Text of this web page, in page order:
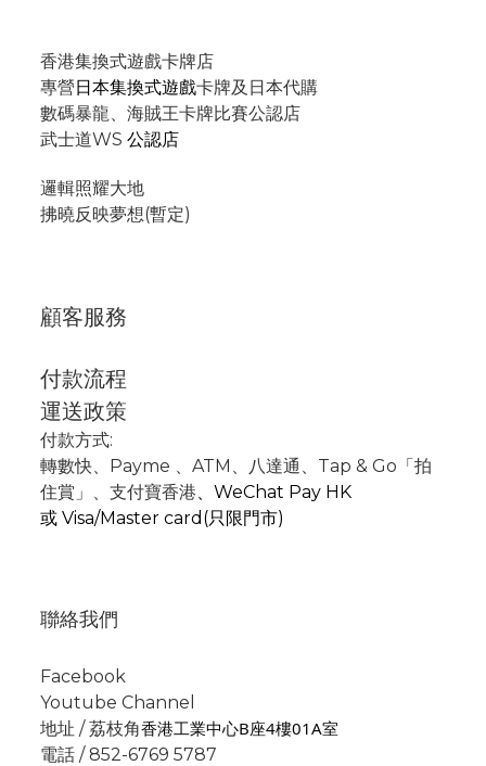
香港集換式遊戲卡牌店
專營日本集換式遊戲卡牌及日本代購
數碼暴龍、海賊王卡牌比賽公認店
武士道WS 公認店
邏輯照耀大地
拂曉反映夢想(暫定)
顧客服務
付款流程
運送政策
付款方式:
轉數快、Payme 、 ATM 、
八達通、Tap & Go「拍
住賞」 、支付寶香港、 WeChat Pay HK
或 Visa/Master card(只限門市)
聯絡我們
Facebook
Youtube Channel
地址 / 荔枝角香港工業中心B座4樓01A室
電話 / 852-6769 5787